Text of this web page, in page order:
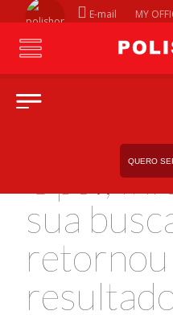
E-mail MY
QUERO
Ops!,
sua